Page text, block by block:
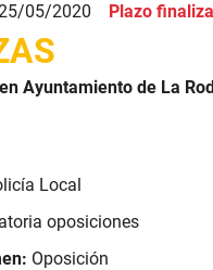
05/2020 Plazo
Ayuntamiento de La
Local
oposiciones
Oposición